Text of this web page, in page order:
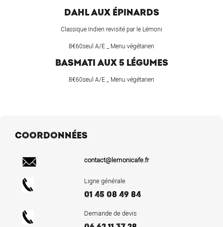
DAHL AUX ÉPINARDS
Classique Indien revisité par le Lémoni
8€60seul A/E _ Menu végétarien
BASMATI AUX 5 LÉGUMES
8€60seul A/E _ Menu végétarien
COORDONNÉES
contact@lemonicafe.fr
Ligne générale
01 45 08 49 84
Demande de devis